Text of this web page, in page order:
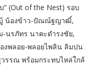
(Out of the Nest) รอบ
บู้ น้องข้าว-ปัณณ์ฐญาฒิ์,
-นรภัทร นาคะดำรงชัย,
งพลอย-พลอยไพลิน ลิมปน
รรณ พร้อมกระทบไหล่ใกล้